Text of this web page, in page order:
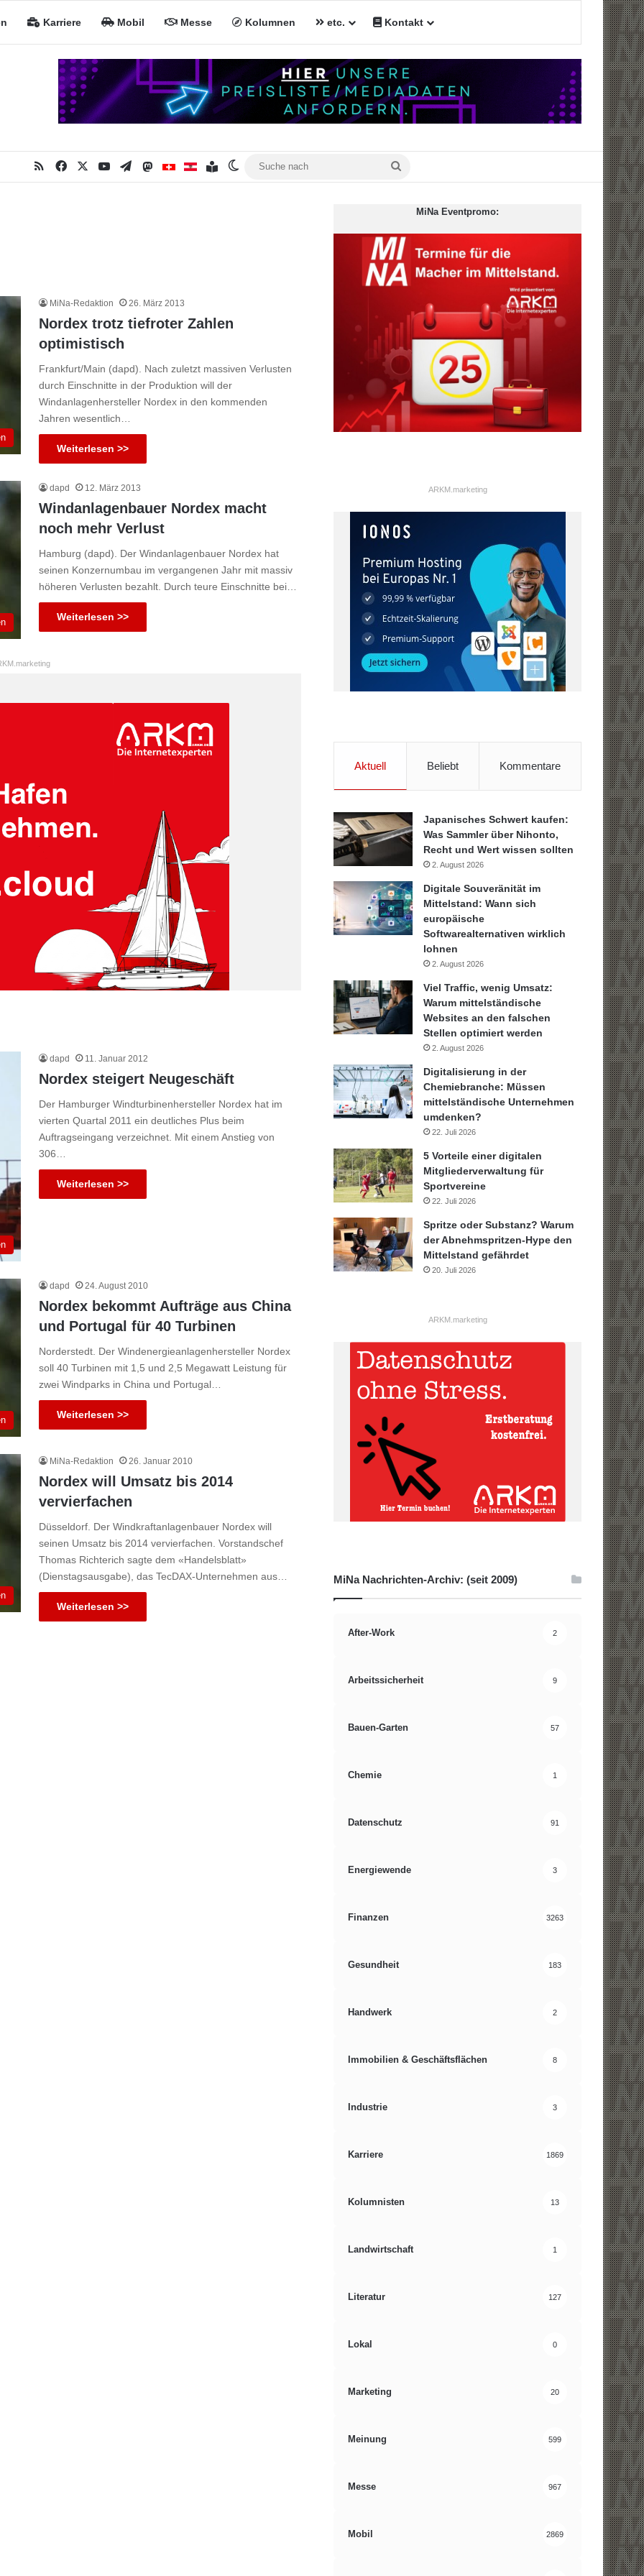
Karriere Mobil Messe Kolumnen etc. Kontakt
RSSFacebookYouTubeTelegramMastodonMiNa CHMiNa AT
Inhaltsverzeichnis
Skin umschalten
MiNa-Redaktion 26. März 2013
Nordex trotz tiefroter Zahlen
optimistisch
Frankfurt/Main (dapd). Nach zuletzt massiven Verlusten
durch Einschnitte in der Produktion will der
Windanlagenhersteller Nordex in den kommenden
Jahren wesentlich…
Weiterlesen >>
dapd 12. März 2013
Windanlagenbauer Nordex macht
noch mehr Verlust
Hamburg (dapd). Der Windanlagenbauer Nordex hat
seinen Konzernumbau im vergangenen Jahr mit massiv
höheren Verlusten bezahlt. Durch teure Einschnitte bei…
Weiterlesen >>
dapd 11. Januar 2012
Nordex steigert Neugeschäft
Der Hamburger Windturbinenhersteller Nordex hat im
vierten Quartal 2011 ein deutliches Plus beim
Auftragseingang verzeichnet. Mit einem Anstieg von
306…
Weiterlesen >>
dapd 24. August 2010
Nordex bekommt Aufträge aus China
und Portugal für 40 Turbinen
Norderstedt. Der Windenergieanlagenhersteller Nordex
soll 40 Turbinen mit 1,5 und 2,5 Megawatt Leistung für
zwei Windparks in China und Portugal…
Weiterlesen >>
MiNa-Redaktion 26. Januar 2010
Nordex will Umsatz bis 2014
vervierfachen
Düsseldorf. Der Windkraftanlagenbauer Nordex will
seinen Umsatz bis 2014 vervierfachen. Vorstandschef
Thomas Richterich sagte dem «Handelsblatt»
(Dienstagsausgabe), das TecDAX-Unternehmen aus…
Weiterlesen >>
MiNa Eventpromo:
ARKM.marketing
Aktuell Beliebt Kommentare
Japanisches Schwert kaufen:
Was Sammler über Nihonto,
Recht und Wert wissen sollten
2. August 2026
Digitale Souveränität im
Mittelstand: Wann sich
europäische
Softwarealternativen wirklich
lohnen
2. August 2026
Viel Traffic, wenig Umsatz:
Warum mittelständische
Websites an den falschen
Stellen optimiert werden
2. August 2026
Digitalisierung in der
Chemiebranche: Müssen
mittelständische Unternehmen
umdenken?
22. Juli 2026
5 Vorteile einer digitalen
Mitgliederverwaltung für
Sportvereine
22. Juli 2026
Spritze oder Substanz? Warum
der Abnehmspritzen-Hype den
Mittelstand gefährdet
20. Juli 2026
ARKM.marketing
MiNa Nachrichten-Archiv: (seit 2009)
After-Work 2
Arbeitssicherheit 9
Bauen-Garten 57
Chemie 1
Datenschutz 91
Energiewende 3
Finanzen 3263
Gesundheit 183
Handwerk 2
Immobilien & Geschäftsflächen 8
Industrie 3
Karriere 1869
Kolumnisten 13
Landwirtschaft 1
Literatur 127
Lokal 0
Marketing 20
Meinung 599
Messe 967
Mobil 2869